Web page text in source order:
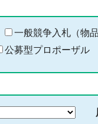
一般競争入札（物品
公募型プロポーザル